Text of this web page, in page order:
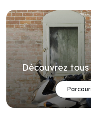
Découvrez tous